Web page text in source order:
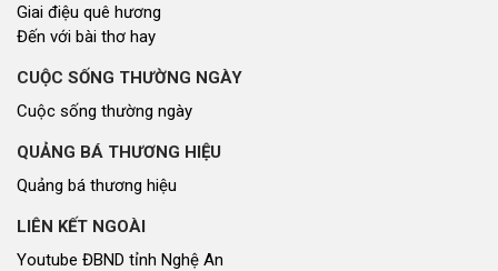
Giai điệu quê hương
Đến với bài thơ hay
CUỘC SỐNG THƯỜNG NGÀY
Cuộc sống thường ngày
QUẢNG BÁ THƯƠNG HIỆU
Quảng bá thương hiệu
LIÊN KẾT NGOÀI
Youtube ĐBND tỉnh Nghệ An